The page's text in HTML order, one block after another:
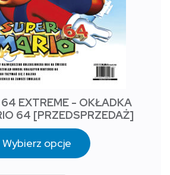
EXTREME - OKŁADKA
64 [PRZEDSPRZEDAŻ]
Wybierz opcje